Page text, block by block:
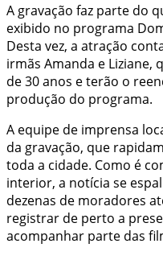
A gravação faz parte do
exibido no programa
Desta vez, a atração
irmãs Amanda e Liziane,
de 30 anos e terão o
produção do programa.
A equipe de imprensa
da gravação, que
toda a cidade. Como é
interior, a notícia se
dezenas de moradores
registrar de perto a
acompanhar parte das